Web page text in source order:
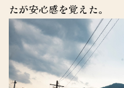
たが安心感を覚えた。